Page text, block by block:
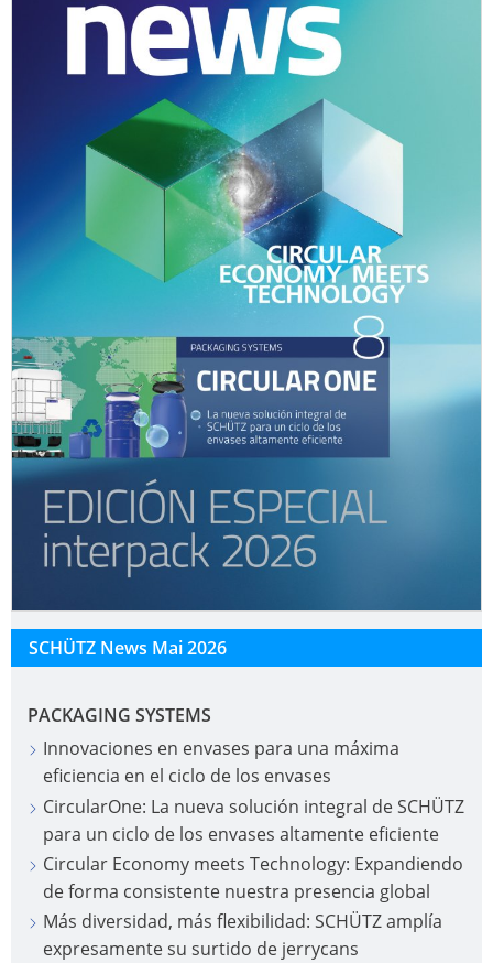
SCHÜTZ News Mai 2026
PACKAGING SYSTEMS
Innovaciones en envases para una máxima
eficiencia en el ciclo de los envases
CircularOne: La nueva solución integral de SCHÜTZ
para un ciclo de los envases altamente eficiente
Circular Economy meets Technology: Expandiendo
de forma consistente nuestra presencia global
Más diversidad, más flexibilidad: SCHÜTZ amplía
expresamente su surtido de jerrycans